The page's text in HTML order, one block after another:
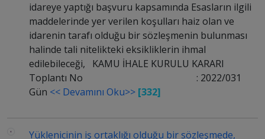
idareye yaptığı başvuru kapsamında Esasların ilgili
maddelerinde yer verilen koşulları haiz olan ve
idarenin tarafı olduğu bir sözleşmenin bulunması
halinde tali nitelikteki eksikliklerin ihmal
edilebileceği, KAMU İHALE KURULU KARARI
Toplantı No : 2022/031
Gün << Devamını Oku>> [332]
Yüklenicinin iş ortaklığı olduğu bir sözleşmede,